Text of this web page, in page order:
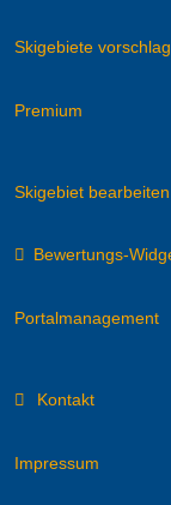
Skigebiete
Premium
Skigebiet bearbeiten
Bewertungs-
Portalmanagement
Kontakt
Impressum